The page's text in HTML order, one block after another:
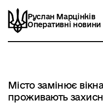
Руслан Марцінків
Оперативні новини
Місто замінює
проживають